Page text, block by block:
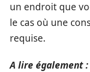
un endroit que
le cas où une
requise.
A lire également :